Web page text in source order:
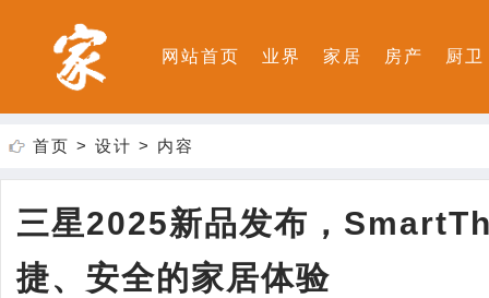
网站首页 业界 家居 房产 厨卫
首页 > 设计 > 内容
三星2025新品发布，
捷、安全的家居体验